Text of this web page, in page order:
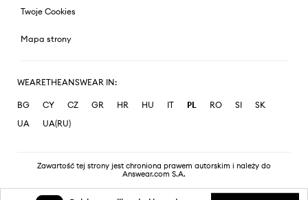
Twoje Cookies
Mapa strony
WEARETHEANSWEAR IN:
BG CY CZ GR HR HU IT PL RO SI
SK
UA
UA(RU)
Zawartość tej strony jest chroniona prawem autorskim i należy do
Answear.com S.A.